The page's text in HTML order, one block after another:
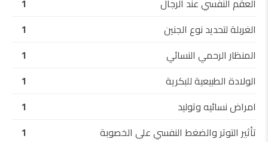
العقم النفسي عند الرجال
1
الغربلة لتحديد نوع الجنين
1
المنظار الرحمي النسائي
1
الولادة الطبيعية للبكرية
1
امراض نسائيه وتوليد
1
تأثير التوتر والضغط النفسي على الخصوبة
1